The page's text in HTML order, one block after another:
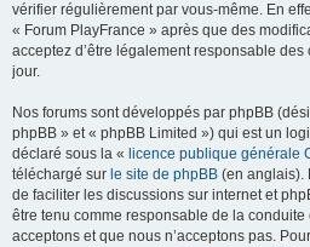
vérifier régulièrement par vous-même. En
« Forum PlayFrance » après que des
acceptez d’être légalement responsable
jour.
Nos forums sont développés par phpBB
phpBB » et « phpBB Limited ») qui est un
déclaré sous la « licence publique générale
téléchargé sur le site de phpBB (en anglais).
de faciliter les discussions sur internet et
être tenu comme responsable de la
acceptons et que nous n’acceptons pas.